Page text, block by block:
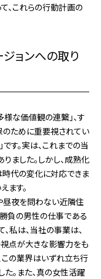
、これらの行動計画の
ジョンへの取り
な価値観の連繋」、す
のために重要視されてい
です。実は、これまでの当
ました。しかし、成熟化
時代の変化に対応できま
ます。
昼夜を問わない近隣住
負の男性の仕事である
私は、当社の事業は、
点が大きな影響力をも
この業界はいずれ立ち行
た。また、真の女性活躍